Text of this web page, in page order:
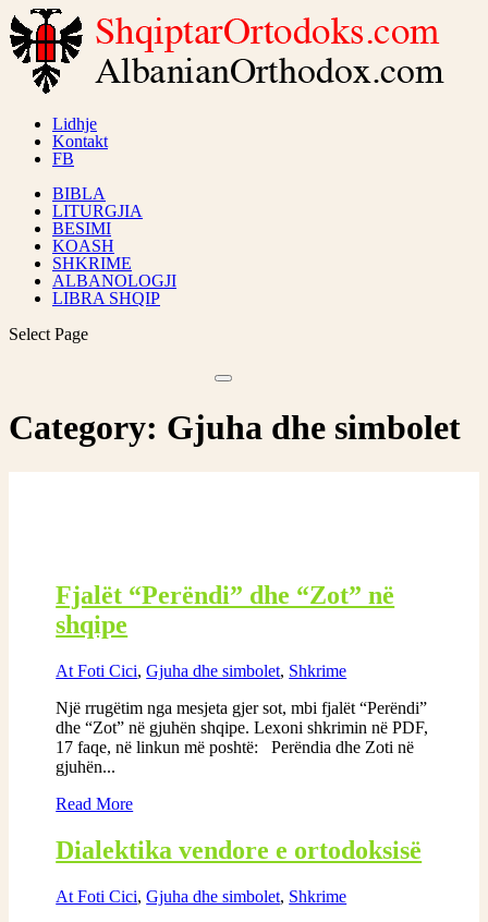
Lidhje
Kontakt
FB
BIBLA
LITURGJIA
BESIMI
KOASH
SHKRIME
ALBANOLOGJI
LIBRA SHQIP
Select Page
Category: Gjuha dhe simbolet
Fjalët “Perëndi” dhe “Zot” në
shqipe
At Foti Cici,Gjuha dhe simbolet, Shkrime
Një rrugëtim nga mesjeta gjer sot, mbi fjalët “Perëndi”
dhe “Zot” në gjuhën shqipe. Lexoni shkrimin në PDF,
17 faqe, në linkun më poshtë: Perëndia dhe Zoti në
gjuhën...
Read More
Dialektika vendore e ortodoksisë
At Foti Cici,Gjuha dhe simbolet, Shkrime